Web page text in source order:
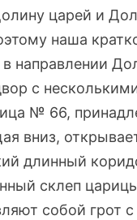
царей и
наша
направлении
с
№ 66,
вниз,
длинный
склеп
собой грот